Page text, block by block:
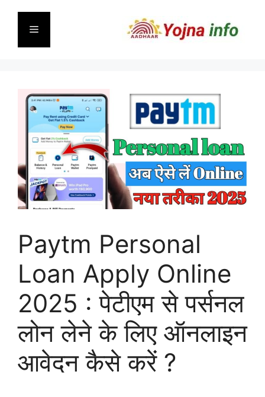
content
Menu
Paytm Personal
Loan Apply Online
2025 : पेटीएम से पर्सनल
लोन लेने के लिए ऑनलाइन
आवेदन कैसे करें ?